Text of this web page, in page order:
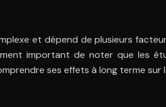
et dépend de plusieurs
important de noter que les
ses effets à long terme sur